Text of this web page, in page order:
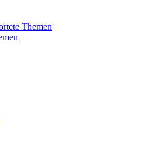
Themen